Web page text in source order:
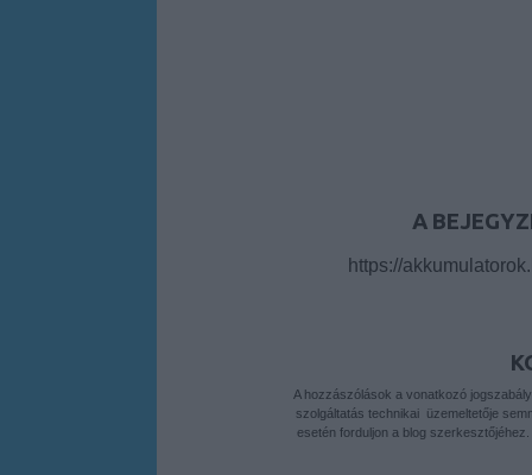
A
https://
A hozzászólások a vonatkozó
szolgáltatás technikai üzemeltetője
esetén forduljon a blog